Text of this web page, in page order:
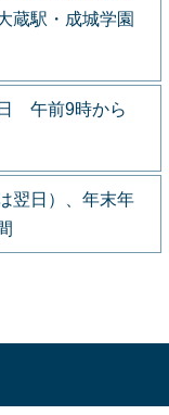
蔵駅・成城学園
午前9時から
翌日）、年末年